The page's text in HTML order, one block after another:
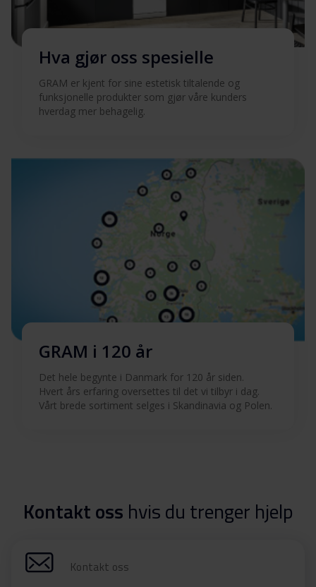
Hva gjør oss spesielle
GRAM er kjent for sine estetisk tiltalende og
funksjonelle produkter som gjør våre kunders
hverdag mer behagelig.
GRAM i 120 år
Det hele begynte i Danmark for 120 år siden.
Hvert års erfaring oversettes til det vi tilbyr i dag.
Vårt brede sortiment selges i Skandinavia og Polen.
Kontakt oss hvis du trenger hjelp
Kontakt oss